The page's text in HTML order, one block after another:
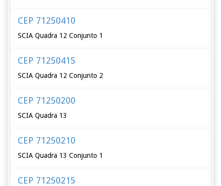
CEP 71250410
SCIA Quadra 12 Conjunto 1
CEP 71250415
SCIA Quadra 12 Conjunto 2
CEP 71250200
SCIA Quadra 13
CEP 71250210
SCIA Quadra 13 Conjunto 1
CEP 71250215